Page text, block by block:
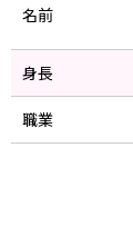
名前
身長
職業